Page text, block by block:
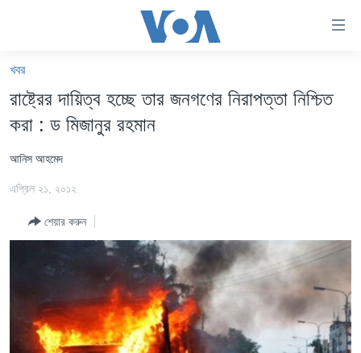
যান।
প্রধান
যান
যান
বাংলাদেশ
ভারত
টেলিভিশন
ভিডিও
খবর
রাষ্ট্রের দায়িত্ব হচ্ছে তার জনগণের নিরাপত্তা নিশ্চিত
করা : ড মিজানুর রহমান
আনিস আহমেদ
এপ্রিল ২১, ২০১২
শেয়ার করুন